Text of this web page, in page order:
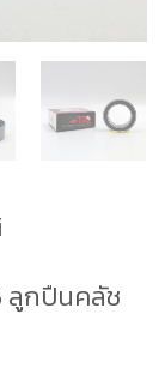
ลูกปืนคลัช